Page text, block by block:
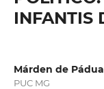
INFANTIS
Márden de
PUC MG